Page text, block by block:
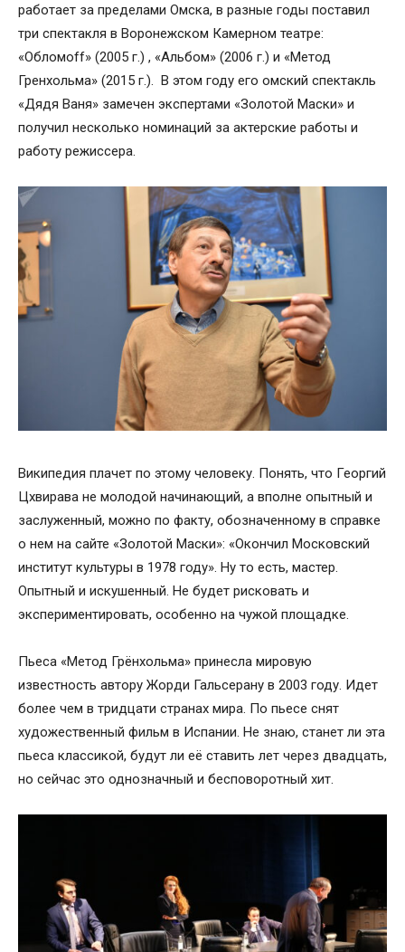
работает за пределами Омска, в разные годы поставил
три спектакля в Воронежском Камерном театре:
«Обломоff» (2005 г.) , «Альбом» (2006 г.) и «Метод
Гренхольма» (2015 г.). В этом году его омский спектакль
«Дядя Ваня» замечен экспертами «Золотой Маски» и
получил несколько номинаций за актерские работы и
работу режиссера.
Википедия плачет по этому человеку. Понять, что Георгий
Цхвирава не молодой начинающий, а вполне опытный и
заслуженный, можно по факту, обозначенному в справке
о нем на сайте «Золотой Маски»: «Окончил Московский
институт культуры в 1978 году». Ну то есть, мастер.
Опытный и искушенный. Не будет рисковать и
экспериментировать, особенно на чужой площадке.
Пьеса «Метод Грёнхольма» принесла мировую
известность автору Жорди Гальсерану в 2003 году. Идет
более чем в тридцати странах мира. По пьесе снят
художественный фильм в Испании. Не знаю, станет ли эта
пьеса классикой, будут ли её ставить лет через двадцать,
но сейчас это однозначный и бесповоротный хит.